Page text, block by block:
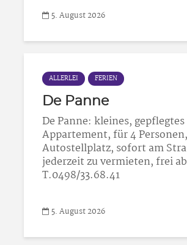
5. August 2026
ALLERLEI FERIEN
De Panne
De Panne: kleines, gepflegtes
Appartement, für 4
Autostellplatz, sofort am
jederzeit zu vermieten, frei
T.0498/33.68.41
5. August 2026